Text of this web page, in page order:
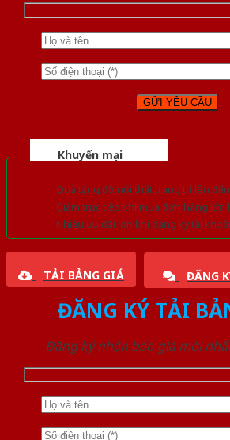
Khuyến mại
Quà tặng đồ nội thất trang trí lên đến
Giảm trực tiếp khi mua đơn hàng lớn
Nhiều ưu đãi lớn khi đăng ký tài
TẢI BẢNG GIÁ ĐĂNG
ĐĂNG KÝ TẢI
Đăng ký nhận báo giá mới